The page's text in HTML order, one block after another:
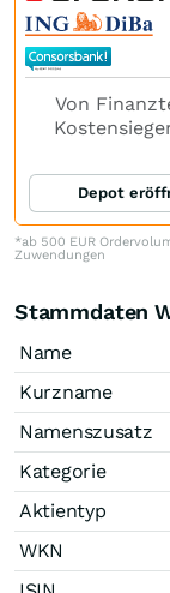
Von
Depot
*ab 500 EUR
Zuwendungen
Stammdaten
Name
Kurzname
Namenszusatz
Kategorie
Aktientyp
WKN